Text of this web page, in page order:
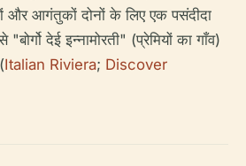
और आगंतुकों दोनों के लिए एक पसंदीदा
देई इन्नामोरती" (प्रेमियों का गाँव)
Italian Riviera; Discover